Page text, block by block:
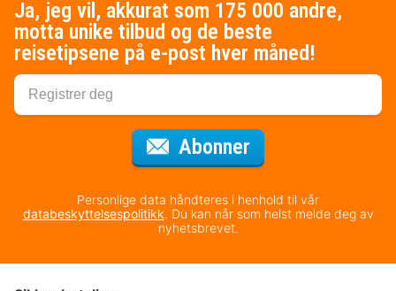
Ja, jeg vil, akkurat som 175 000 andre,
motta unike tilbud og de beste
reisetipsene på e-post hver måned!
Abonner
Personlige data håndteres i henhold til vår
databeskyttelsespolitikk. Du kan når som helst melde deg av
nyhetsbrevet.